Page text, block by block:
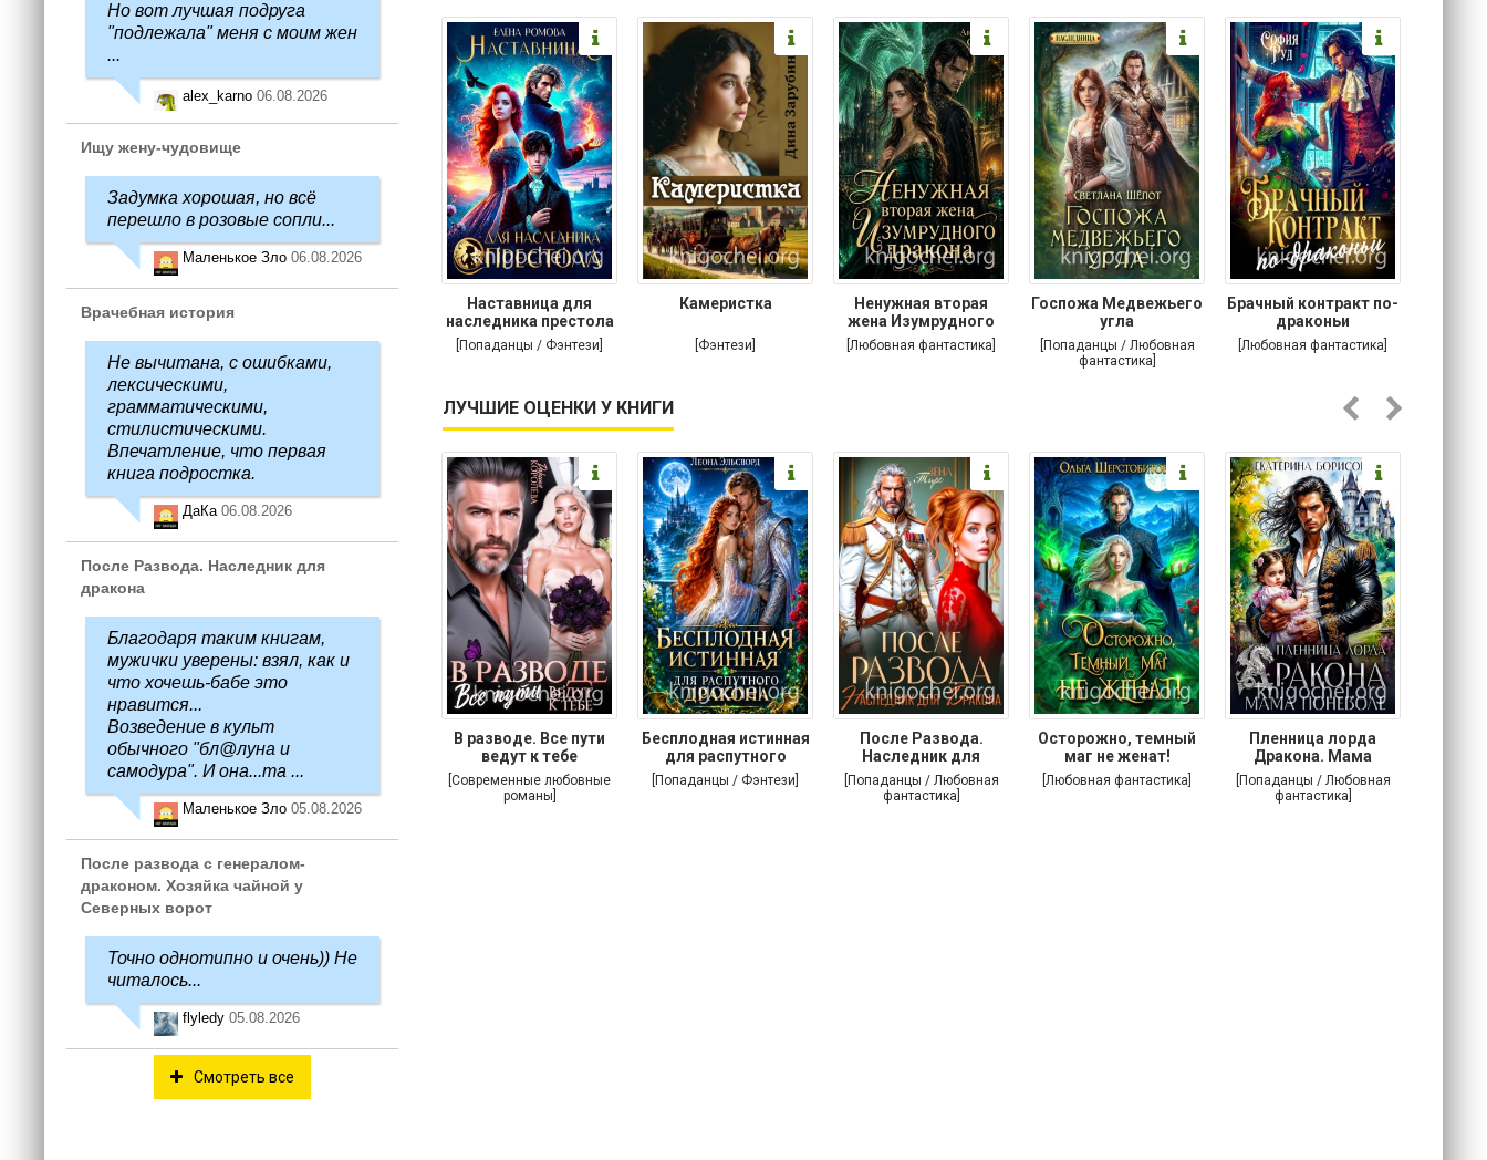
Наставница для
наследника престола
[Попаданцы / Фэнтези]
Камеристка
[Фэнтези]
Ненужная вторая
жена Изумрудного
дракона
[Любовная фантастика]
Госпожа Медвежьего
угла
[Попаданцы / Любовная
фантастика]
Брачный контракт по-
драконьи
[Любовная фантастика]
ЛУЧШИЕ ОЦЕНКИ У КНИГИ
В разводе. Все пути
ведут к тебе
[Современные любовные
романы]
Бесплодная истинная
для распутного
дракона
[Попаданцы / Фэнтези]
После Развода.
Наследник для
дракона
[Попаданцы / Любовная
фантастика]
Осторожно, темный
маг не женат!
[Любовная фантастика]
Пленница лорда
Дракона. Мама
поневоле
[Попаданцы / Любовная
фантастика]
Но вот лучшая подруга
"подлежала" меня с моим жен
...
alex_karno 06.08.2026
Ищу жену-чудовище
Задумка хорошая, но всё
перешло в розовые сопли...
Маленькое Зло 06.08.2026
Врачебная история
Не вычитана, с ошибками,
лексическими,
грамматическими,
стилистическими.
Впечатление, что первая
книга подростка.
ДаКа 06.08.2026
После Развода. Наследник для
дракона
Благодаря таким книгам,
мужички уверены: взял, как и
что хочешь-бабе это
нравится...
Возведение в культ
обычного "бл@луна и
самодура". И она...та ...
Маленькое Зло 05.08.2026
После развода с генералом-
драконом. Хозяйка чайной у
Северных ворот
Точно однотипно и очень)) Не
читалось...
flyledy 05.08.2026
Смотреть все